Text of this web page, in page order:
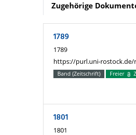
Zugehörige
1789
1789
https://purl.uni-rostock.de/
Band (Zeitschrift) Freier
1801
1801